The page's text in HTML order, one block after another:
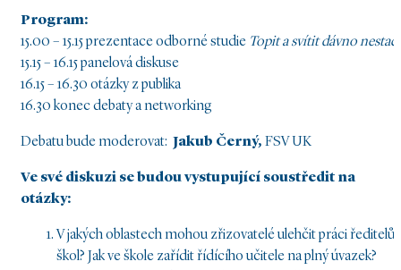
Program:
15.00 – 15.15 prezentace odborné studie Topit a svítit dávno nestačí
15.15 – 16.15 panelová diskuse
16.15 – 16.30 otázky z publika
16.30 konec debaty a networking
Debatu bude moderovat: Jakub Černý, FSV UK
Ve své diskuzi se budou vystupující soustředit na
otázky:
V jakých oblastech mohou zřizovatelé ulehčit práci
škol? Jak ve škole zařídit řídícího učitele na plný úvazek?